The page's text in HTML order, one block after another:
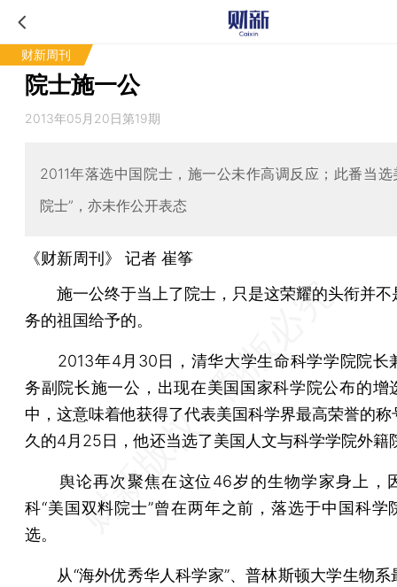
财新周刊
院士施一公
2013年05月20日第19期
2011年落选中国院士，施一公未作高调反应；此番当选
院士”，亦未作公开表态
《财新周刊》 记者 崔筝
施一公终于当上了院士，只是这荣耀的头衔并不
务的祖国给予的。
2013年4月30日，清华大学生命科学学院院长
务副院长施一公，出现在美国国家科学院公布的增
中，这意味着他获得了代表美国科学界最高荣誉的称
久的4月25日，他还当选了美国人文与科学学院外籍
舆论再次聚焦在这位46岁的生物学家身上，
科“美国双料院士”曾在两年之前，落选于中国科学
选。
从“海外优秀华人科学家”、普林斯顿大学生物系